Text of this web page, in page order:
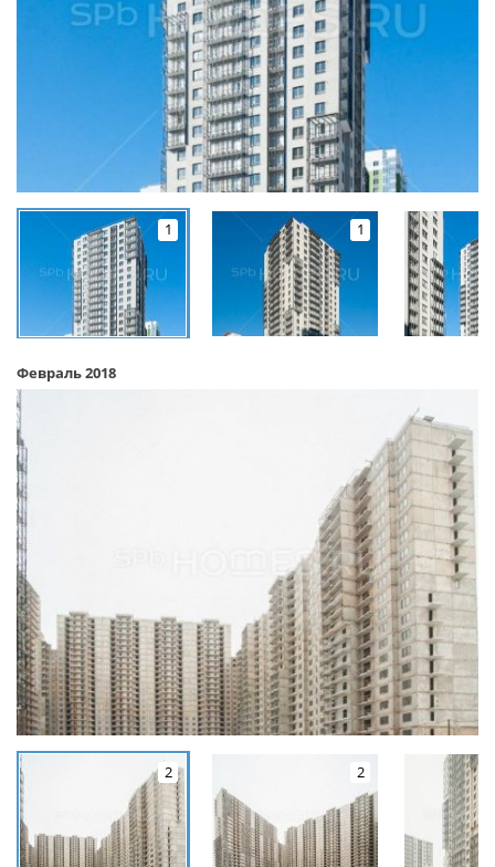
1 1
Февраль 2018
2 2